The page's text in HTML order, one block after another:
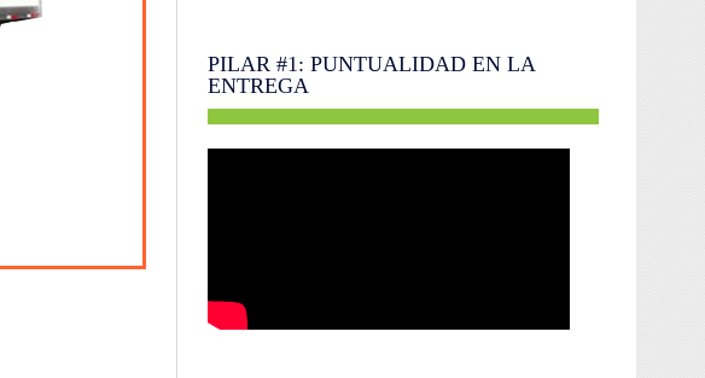
PILAR #1: PUNTUALIDAD EN LA
ENTREGA